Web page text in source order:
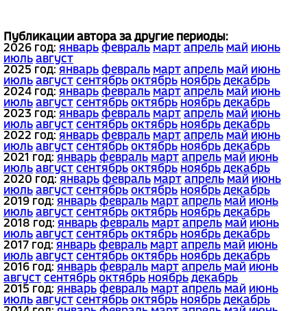
Публикации автора за другие периоды:
2026 год: январь февраль март апрель май июнь
июль август
2025 год: январь февраль март апрель май июнь
июль август сентябрь октябрь ноябрь декабрь
2024 год: январь февраль март апрель май июнь
июль август сентябрь октябрь ноябрь декабрь
2023 год: январь февраль март апрель май июнь
июль август сентябрь октябрь ноябрь декабрь
2022 год: январь февраль март апрель май июнь
июль август сентябрь октябрь ноябрь декабрь
2021 год: январь февраль март апрель май июнь
июль август сентябрь октябрь ноябрь декабрь
2020 год: январь февраль март апрель май июнь
июль август сентябрь октябрь ноябрь декабрь
2019 год: январь февраль март апрель май июнь
июль август сентябрь октябрь ноябрь декабрь
2018 год: январь февраль март апрель май июнь
июль август сентябрь октябрь ноябрь декабрь
2017 год: январь февраль март апрель май июнь
июль август сентябрь октябрь ноябрь декабрь
2016 год: январь февраль март апрель май июнь
август сентябрь октябрь ноябрь декабрь
2015 год: январь февраль март апрель май июнь
июль август сентябрь октябрь ноябрь декабрь